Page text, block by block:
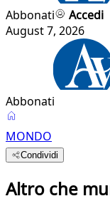
Abbonati
Accedi
August 7, 2026
Abbonati
MONDO
Condividi
Altro che